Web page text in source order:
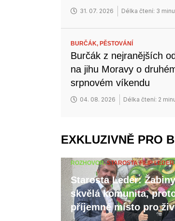
31. 07. 2026 Délka čtení: 3
BURČÁK,PĚSTOVÁNÍ
Burčák z nejranějších
na jihu Moravy o
srpnovém víkendu
04. 08. 2026 Délka čtení: 2
EXKLUZIVNĚ PRO
ROZHOVOR,STAROSTA FILIP LEDER
Starosta Leder:
skvělá komunita,
příjemné místo pro